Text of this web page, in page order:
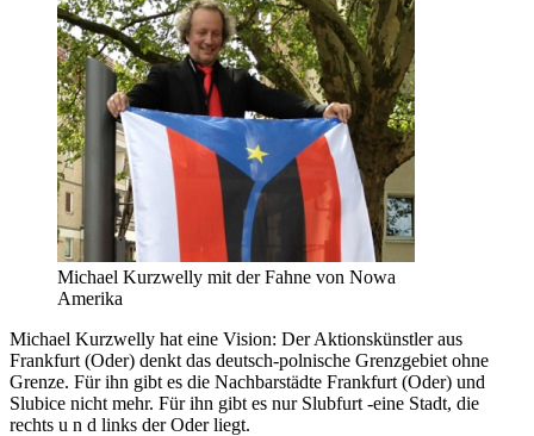
Michael Kurzwelly mit der Fahne von Nowa
Amerika
Michael Kurzwelly hat eine Vision: Der Aktionskünstler aus
Frankfurt (Oder) denkt das deutsch-polnische Grenzgebiet ohne
Grenze. Für ihn gibt es die Nachbarstädte Frankfurt (Oder) und
Slubice nicht mehr. Für ihn gibt es nur Slubfurt -eine Stadt, die
rechts u n d links der Oder liegt.